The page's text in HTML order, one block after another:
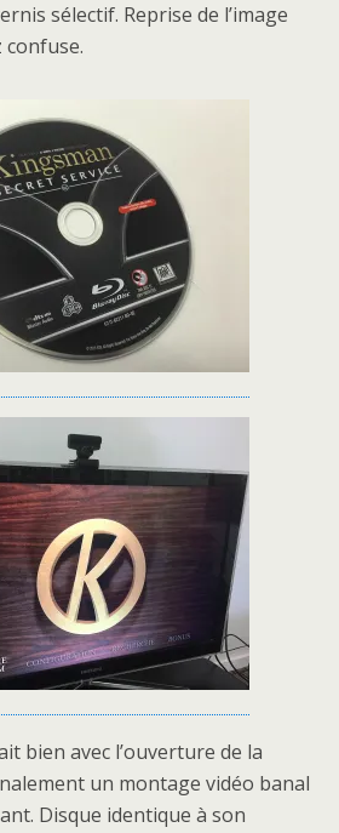
sélectif. Reprise de l’image
confuse.
bien avec l’ouverture de la
un montage vidéo banal
Disque identique à son